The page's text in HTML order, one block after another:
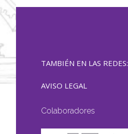
TAMBIÉN EN LAS REDES:
AVISO LEGAL
Colaboradores